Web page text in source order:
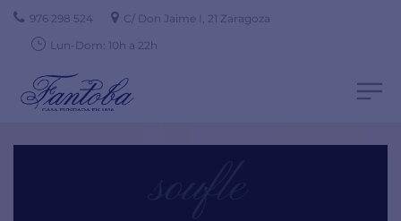
976 298 524
C/ Don Jaime I, 21 Zaragoza
Lun-Dom: 10h a 22h